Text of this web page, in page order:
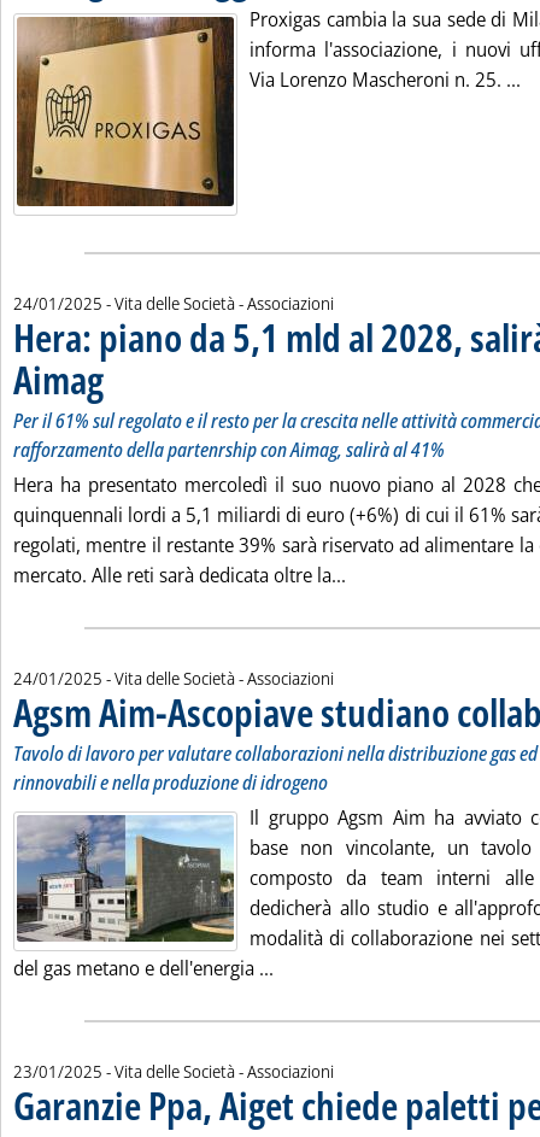
Proxigas cambia la sua sede di
informa l'associazione, i nuovi
Via Lorenzo Mascheroni n. 25. ...
24/01/2025 - Vita delle Società - Associazioni
Hera: piano da 5,1 mld al 2028,
Aimag. Sottotitolo: Per il 61% sul regolato e il resto per la crescita nelle attività
. Pubblicata venerdì 24 gennaio 2025 alle 15.29.
Per il 61% sul regolato e il resto per la crescita nelle attività
rafforzamento della partenrship con Aimag, salirà al 41%
Hera ha presentato mercoledì il suo nuovo piano al 2028
quinquennali lordi a 5,1 miliardi di euro (+6%) di cui il 61%
regolati, mentre il restante 39% sarà riservato ad alimentare la
mercato. Alle reti sarà dedicata oltre la...
24/01/2025 - Vita delle Società - Associazioni
Agsm Aim-Ascopiave studiano
Tavolo di lavoro per valutare collaborazioni nella distribuzione gas
rinnovabili e nella produzione di idrogeno
Il gruppo Agsm Aim ha avviato
base non vincolante, un
composto da team interni
dedicherà allo studio e
modalità di collaborazione nei
del gas metano e dell'energia ...
23/01/2025 - Vita delle Società - Associazioni
Garanzie Ppa, Aiget chiede paletti